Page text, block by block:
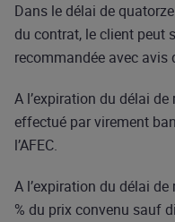
Dans le délai de
du contrat, le client peut
recommandée avec avis
A l’expiration du délai
effectué par virement
l’AFEC.
A l’expiration du délai
% du prix convenu sauf